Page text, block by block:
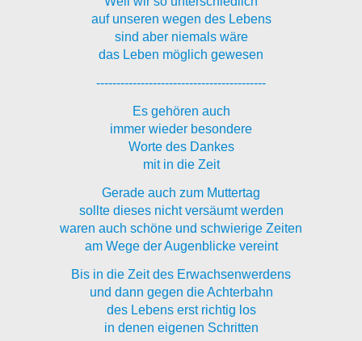
auf unseren wegen des Lebens
sind aber niemals wäre
das Leben möglich gewesen
------------------------------------------
Es gehören auch
immer wieder besondere
Worte des Dankes
mit in die Zeit
Gerade auch zum Muttertag
sollte dieses nicht versäumt werden
waren auch schöne und schwierige Zeiten
am Wege der Augenblicke vereint
Bis in die Zeit des Erwachsenwerdens
und dann gegen die Achterbahn
des Lebens erst richtig los
in denen eigenen Schritten